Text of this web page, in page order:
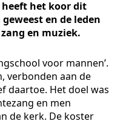
heeft het koor dit
en de leden
en muziek.
voor mannen’.
verbonden aan de
daartoe. Het doel was
en men
de kerk. De koster